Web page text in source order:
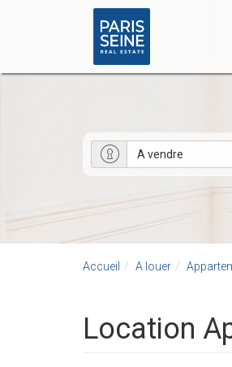
A vendre
Accueil A louer
Location